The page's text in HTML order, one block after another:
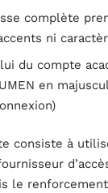
complète
ni
du compte
en
consiste à
le